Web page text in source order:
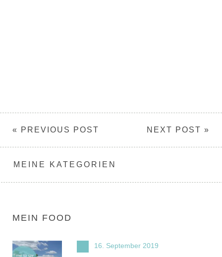
NEXT POST »
« PREVIOUS POST
MEINE KATEGORIEN
MEIN FOOD
16. September 2019